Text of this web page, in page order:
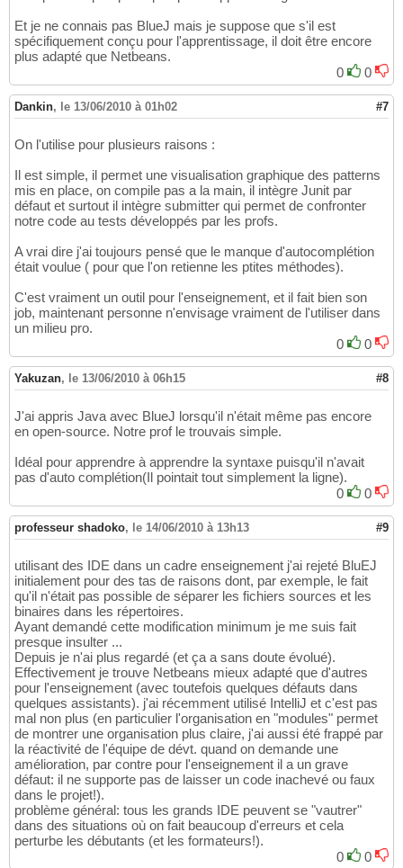
Et je ne connais pas BlueJ mais je suppose que s'il est
spécifiquement conçu pour l'apprentissage, il doit être encore
plus adapté que Netbeans.
0
0
Dankin, le 13/06/2010 à 01h02 #7
On l'utilise pour plusieurs raisons :
Il est simple, il permet une visualisation graphique des patterns
mis en place, on compile pas a la main, il intègre Junit par
défaut et surtout il intègre submitter qui permet de confronter
notre code au tests développés par les profs.
A vrai dire j'ai toujours pensé que le manque d'autocomplétion
était voulue ( pour que l'on retienne les ptites méthodes).
C'est vraiment un outil pour l'enseignement, et il fait bien son
job, maintenant personne n'envisage vraiment de l'utiliser dans
un milieu pro.
0
0
Yakuzan, le 13/06/2010 à 06h15 #8
J'ai appris Java avec BlueJ lorsqu'il n'était même pas encore
en open-source. Notre prof le trouvais simple.
Idéal pour apprendre à apprendre la syntaxe puisqu'il n'avait
pas d'auto complétion(Il pointait tout simplement la ligne).
0
0
professeur shadoko, le 14/06/2010 à 13h13 #9
utilisant des IDE dans un cadre enseignement j'ai rejeté BluEJ
initialement pour des tas de raisons dont, par exemple, le fait
qu'il n'était pas possible de séparer les fichiers sources et les
binaires dans les répertoires.
Ayant demandé cette modification minimum je me suis fait
presque insulter ...
Depuis je n'ai plus regardé (et ça a sans doute évolué).
Effectivement je trouve Netbeans mieux adapté que d'autres
pour l'enseignement (avec toutefois quelques défauts dans
quelques assistants). j'ai récemment utilisé IntelliJ et c'est pas
mal non plus (en particulier l'organisation en "modules" permet
de montrer une organisation plus claire, j'ai aussi été frappé par
la réactivité de l'équipe de dévt. quand on demande une
amélioration, par contre pour l'enseignement il a un grave
défaut: il ne supporte pas de laisser un code inachevé ou faux
dans le projet!).
problème général: tous les grands IDE peuvent se "vautrer"
dans des situations où on fait beaucoup d'erreurs et cela
perturbe les débutants (et les formateurs!).
0
0